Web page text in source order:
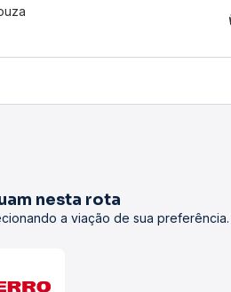
nesta rota
a viação de sua preferência.